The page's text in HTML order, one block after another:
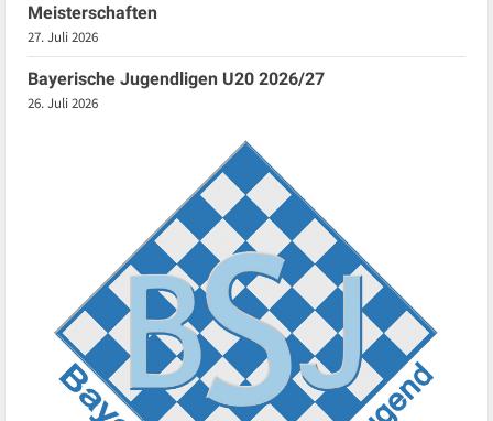
Meisterschaften
27. Juli 2026
Bayerische Jugendligen U20 2026/27
26. Juli 2026